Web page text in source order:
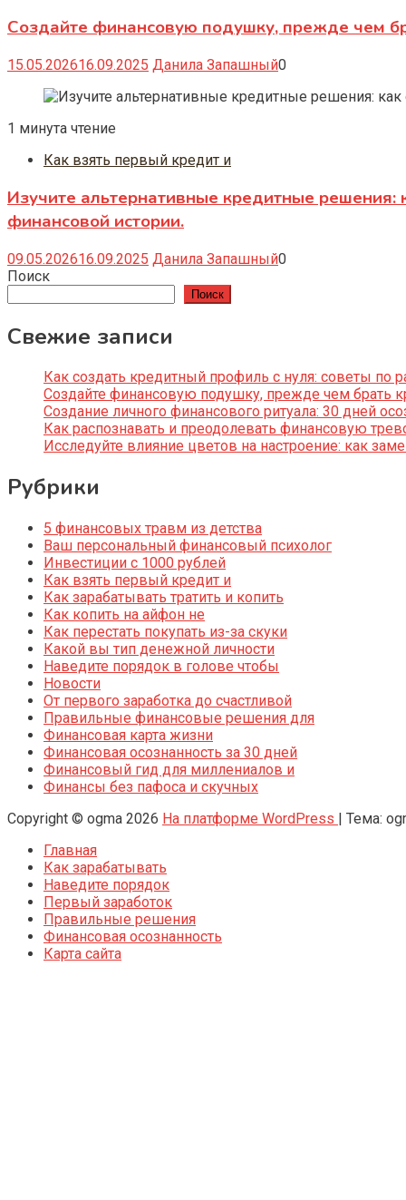
Создайте финансовую подушку, прежде чем
15.05.202616.09.2025 Данила Запашный0
1 минута чтение
Как взять первый кредит и
Изучите альтернативные кредитные
финансовой истории.
09.05.202616.09.2025 Данила Запашный0
Поиск
Поиск
Свежие записи
Как создать кредитный профиль с нуля: советы
Создайте финансовую подушку, прежде чем брать
Создание личного финансового ритуала: 30 дней
Как распознавать и преодолевать финансовую
Исследуйте влияние цветов на настроение: как
Рубрики
5 финансовых травм из детства
Ваш персональный финансовый психолог
Инвестиции с 1000 рублей
Как взять первый кредит и
Как зарабатывать тратить и копить
Как копить на айфон не
Как перестать покупать из-за скуки
Какой вы тип денежной личности
Наведите порядок в голове чтобы
Новости
От первого заработка до счастливой
Правильные финансовые решения для
Финансовая карта жизни
Финансовая осознанность за 30 дней
Финансовый гид для миллениалов и
Финансы без пафоса и скучных
Copyright © ogma 2026 На платформе WordPress
Тема:
Главная
Как зарабатывать
Наведите порядок
Первый заработок
Правильные решения
Финансовая осознанность
Карта сайта